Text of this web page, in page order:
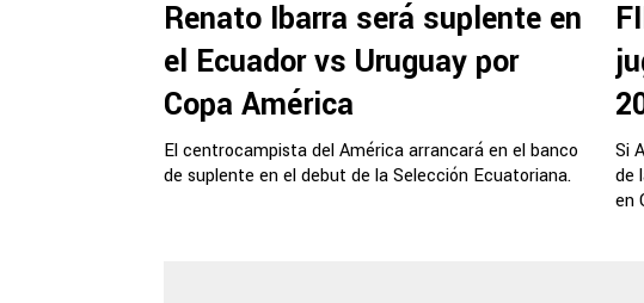
Renato Ibarra será suplente en
el Ecuador vs Uruguay por
Copa América
El centrocampista del América arrancará en el banco
de suplente en el debut de la Selección Ecuatoriana.
Si
de
en